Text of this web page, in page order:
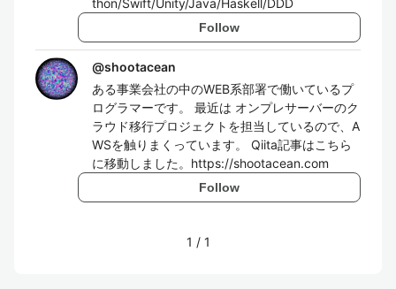
thon/Swift/Unity/Java/Haskell/DDD
Follow
@shootacean
ある事業会社の中のWEB系部署で働いているプ
ログラマーです。 最近は オンプレサーバーのク
ラウド移行プロジェクトを担当しているので、A
WSを触りまくっています。 Qiita記事はこちら
に移動しました。https://shootacean.com
Follow
1 / 1